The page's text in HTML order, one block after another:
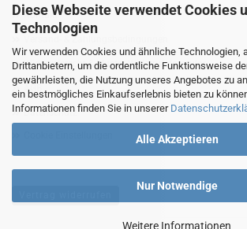
Diese Webseite verwendet Cookies
Technologien
Wir verwenden Cookies und ähnliche Technologien,
Drittanbietern, um die ordentliche Funktionsweise
gewährleisten, die Nutzung unseres Angebotes zu
ein bestmögliches Einkaufserlebnis bieten zu
Informationen finden Sie in unserer
Alle Akzeptieren
Nur Notwendige
Weitere Informationen
Kontakt
Versand- & Zahlungsbedingungen
Widerrufsrecht & Muster-Widerrufsformular
AGB
Datenschutz